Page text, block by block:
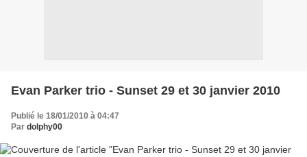
Evan Parker trio - Sunset 29 et 30 janvier 2010
Publié le 18/01/2010 à 04:47
Par dolphy00